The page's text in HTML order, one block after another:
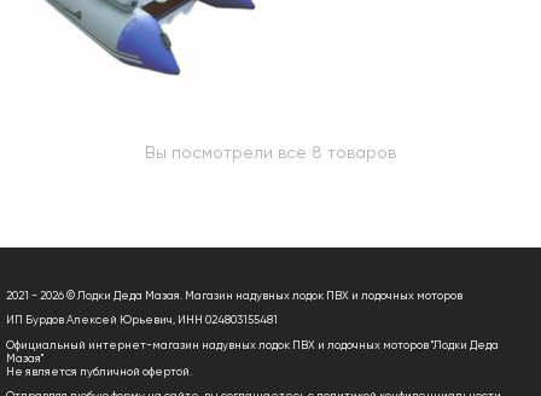
Вы посмотрели все 8 товаров
2021 - 2026 © Лодки Деда Мазая. Магазин надувных лодок ПВХ и лодочных моторов
ИП Бурдов Алексей Юрьевич, ИНН 024803155481
Официальный интернет-магазин надувных лодок ПВХ и лодочных моторов "Лодки Деда
Мазая"
Не является публичной офертой.